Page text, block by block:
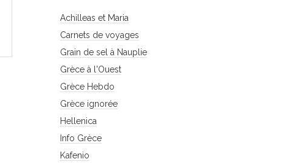
Achilleas et Maria
Carnets de voyages
Grain de sel à Nauplie
Grèce à l'Ouest
Grèce Hebdo
Grèce ignorée
Hellenica
Info Grèce
Kafenio